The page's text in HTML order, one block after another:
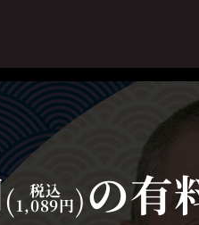
がす
( 税込
1,089円)の有